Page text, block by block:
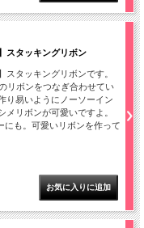
スタッキングリボン
スタッキングリボンです。
リボンをつなぎ合わせてい
り易いようにノーソーイン
メリボンが可愛いですよ。
にも。可愛いリボンを作って